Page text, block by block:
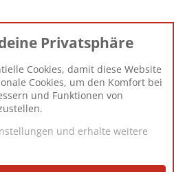
12.427
Berlin
Privatsphäre
Cookies, damit diese Website
Cookies, um den Komfort bei
und Funktionen von
und erhalte weitere